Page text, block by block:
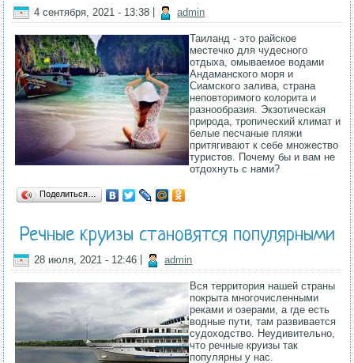
4 сентября, 2021 - 13:38 admin
Таиланд - это райское
местечко для чудесного
отдыха, омываемое водами
Андаманского моря и
Сиамского залива, страна
неповторимого колорита и
разнообразия. Экзотическая
природа, тропический климат и
белые песчаные пляжи
притягивают к себе множество
туристов. Почему бы и вам не
отдохнуть с нами?
Поделиться…
Речные круизы становятся популярными
28 июля, 2021 - 12:46 admin
Вся территория нашей страны
покрыта многочисленными
реками и озерами, а где есть
водные пути, там развивается
судоходство. Неудивительно,
что речные круизы так
популярны у нас.